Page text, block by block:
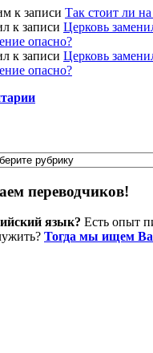
к записи Так стоит ли
к записи Церковь
опасно?
к записи Церковь
опасно?
переводчиков!
язык? Есть опыт
Тогда мы ищем